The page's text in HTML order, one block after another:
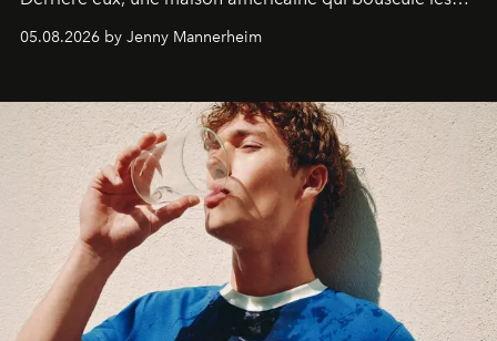
codes de la parfumerie contemporaine en proposant
une approche aussi intuitive que personnelle :
05.08.2026 by Jenny Mannerheim